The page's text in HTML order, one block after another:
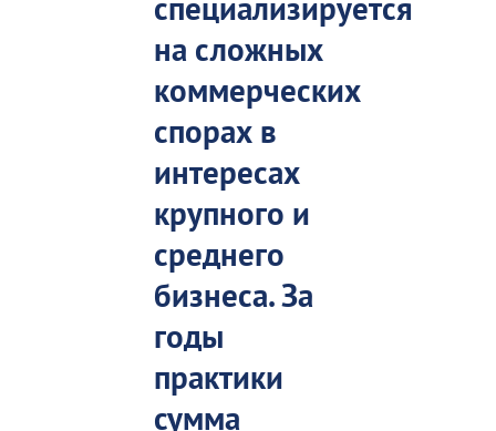
на сложных
коммерческих
спорах в
интересах
крупного и
среднего
бизнеса. За
годы
практики
сумма